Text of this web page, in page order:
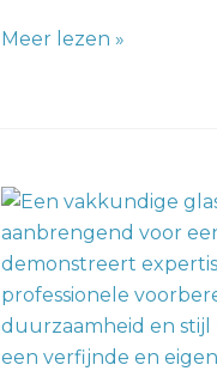
Meer lezen »
Glasvlies
Behang
Behanger:
De
Perfecte
Wandafwerking